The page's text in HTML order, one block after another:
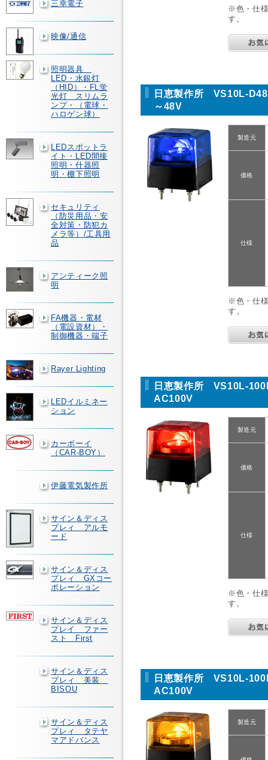
三幸電子
映像/通信
照明器具
LED・水銀灯
（HID）・FL蛍
光灯 スリムラ
ンプ・（電球・
ハロゲン球）
LEDスポットラ
イト・LED間接
照明・什器照
明・棚下照明
セキュリティ
（防災用品・安
全対策・防犯カ
メラ等）/工具用
品
アンティーク照
明
FA機器・電材
（電設資材）・
制御機器・端子
Rayer Lighting
LEDイルミネー
ション
カーボーイ
（CAR-BOY）
伊藤電気製作所
サイン＆ディス
プレィ アルモ
ード
サイン＆ディス
プレィ GXコー
ポレーション
サイン＆ディス
プレイ ファー
スト First
サイン＆ディス
プレィ 美装
BISOU
サイン＆ディス
プレィ タテヤ
マアドバンス
※色・仕
す。
日恵製作所 VS10L-
～48V
製造元
価格
仕様
※色・仕
す。
日恵製作所 VS10L-
AC100V
製造元
価格
仕様
※色・仕
す。
日恵製作所 VS10L-
AC100V
製造元